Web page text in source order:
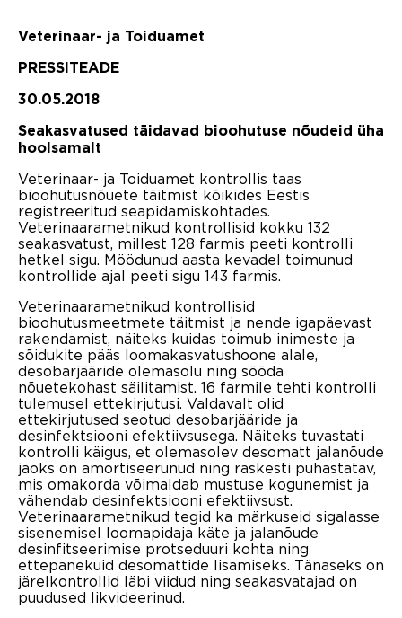
Veterinaar- ja Toiduamet
PRESSITEADE
30.05.2018
Seakasvatused täidavad bioohutuse nõudeid üha
hoolsamalt
Veterinaar- ja Toiduamet kontrollis taas
bioohutusnõuete täitmist kõikides Eestis
registreeritud seapidamiskohtades.
Veterinaarametnikud kontrollisid kokku 132
seakasvatust, millest 128 farmis peeti kontrolli
hetkel sigu. Möödunud aasta kevadel toimunud
kontrollide ajal peeti sigu 143 farmis.
Veterinaarametnikud kontrollisid
bioohutusmeetmete täitmist ja nende igapäevast
rakendamist, näiteks kuidas toimub inimeste ja
sõidukite pääs loomakasvatushoone alale,
desobarjääride olemasolu ning sööda
nõuetekohast säilitamist. 16 farmile tehti kontrolli
tulemusel ettekirjutusi. Valdavalt olid
ettekirjutused seotud desobarjääride ja
desinfektsiooni efektiivsusega. Näiteks tuvastati
kontrolli käigus, et olemasolev desomatt jalanõude
jaoks on amortiseerunud ning raskesti puhastatav,
mis omakorda võimaldab mustuse kogunemist ja
vähendab desinfektsiooni efektiivsust.
Veterinaarametnikud tegid ka märkuseid sigalasse
sisenemisel loomapidaja käte ja jalanõude
desinfitseerimise protseduuri kohta ning
ettepanekuid desomattide lisamiseks. Tänaseks on
järelkontrollid läbi viidud ning seakasvatajad on
puudused likvideerinud.